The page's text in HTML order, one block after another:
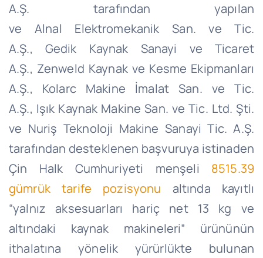
A.Ş. tarafından yapılan
ve Alnal Elektromekanik San. ve Tic.
A.Ş., Gedik Kaynak Sanayi ve Ticaret
A.Ş., Zenweld Kaynak ve Kesme Ekipmanları
A.Ş., KolarcMakine İmalat San. ve Tic.
A.Ş., Işık Kaynak Makine San. ve Tic. Ltd. Şti.
ve Nuriş Teknoloji Makine Sanayi Tic. A.Ş.
tarafından desteklenen başvuruya istinaden
Çin Halk Cumhuriyeti menşeli 8515.39
gümrük tarife pozisyonu altında kayıtlı
“yalnız aksesuarları hariç net 13 kg ve
altındaki kaynak makineleri” ürününün
ithalatına yönelik yürürlükte bulunan